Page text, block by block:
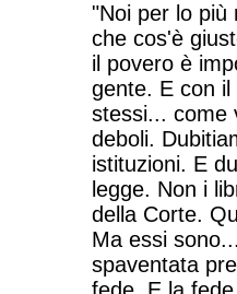
"Noi per lo più
che cos'è
il povero è
gente. E con
stessi... come
deboli.
istituzioni. E
legge. Non i
della Corte.
Ma essi
spaventata